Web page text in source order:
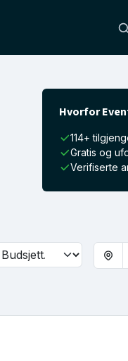
Hvorfor
114+
Gratis og
Verifiserte